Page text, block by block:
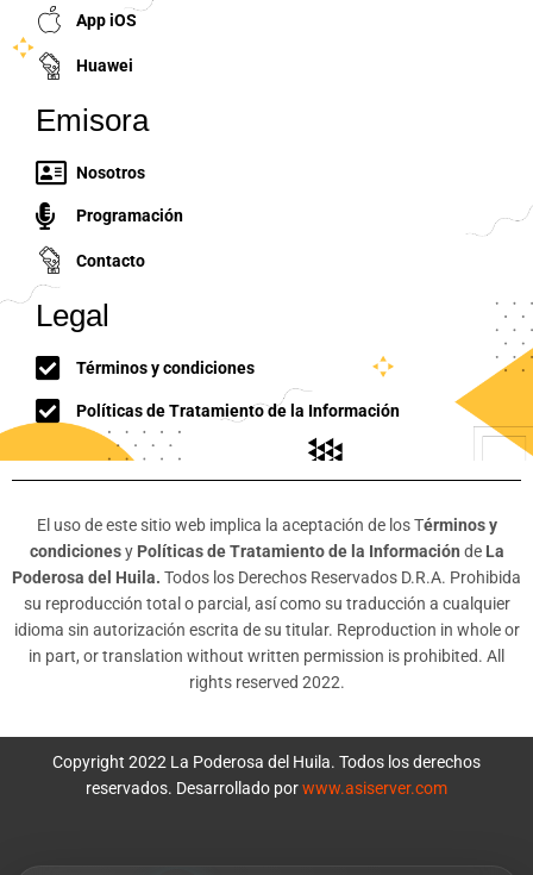
App iOS
Huawei
Emisora
Nosotros
Programación
Contacto
Legal
Términos y condiciones
Políticas de Tratamiento de la Información
El uso de este sitio web implica la aceptación de los Términos y
condicionesy Políticas de Tratamiento de la Información de La
Poderosa del Huila. Todos los Derechos Reservados D.R.A. Prohibida
su reproducción total o parcial, así como su traducción a cualquier
idioma sin autorización escrita de su titular. Reproduction in whole or
in part, or translation without written permission is prohibited. All
rights reserved 2022.
Copyright 2022 La Poderosa del Huila. Todos los derechos
reservados. Desarrollado porwww.asiserver.com